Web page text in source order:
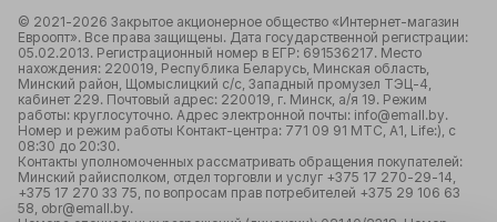
© 2021-2026 Закрытое акционерное общество «Интернет-магазин
Евроопт». Все права защищены. Дата государственной регистрации:
05.02.2013. Регистрационный номер в ЕГР: 691536217. Место
нахождения: 220019, Республика Беларусь, Минская область,
Минский район, Щомыслицкий с/с, Западный промузел ТЭЦ-4,
кабинет 229. Почтовый адрес: 220019, г. Минск, а/я 19. Режим
работы: круглосуточно. Адрес электронной почты: info@emall.by.
Номер и режим работы Контакт-центра: 771 09 91 МТС, А1, Life:), с
08:30 до 20:30.
Контакты уполномоченных рассматривать обращения покупателей:
Минский райисполком, отдел торговли и услуг +375 17 270-29-14,
+375 17 270 33 75, по вопросам прав потребителей +375 29 106 63
58, obr@emall.by.